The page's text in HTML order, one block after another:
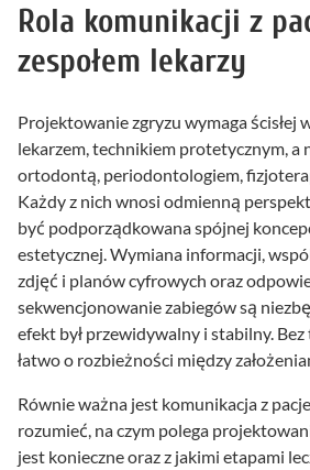
Rola komunikacji z
zespołem lekarzy
Projektowanie zgryzu wymaga ścisłej
lekarzem, technikiem protetycznym, a
ortodontą, periodontologiem,
Każdy z nich wnosi odmienną
być podporządkowana spójnej
estetycznej. Wymiana informacji,
zdjęć i planów cyfrowych oraz
sekwencjonowanie zabiegów są
efekt był przewidywalny i stabilny.
łatwo o rozbieżności między
Równie ważna jest komunikacja z
rozumieć, na czym polega
jest konieczne oraz z jakimi etapami